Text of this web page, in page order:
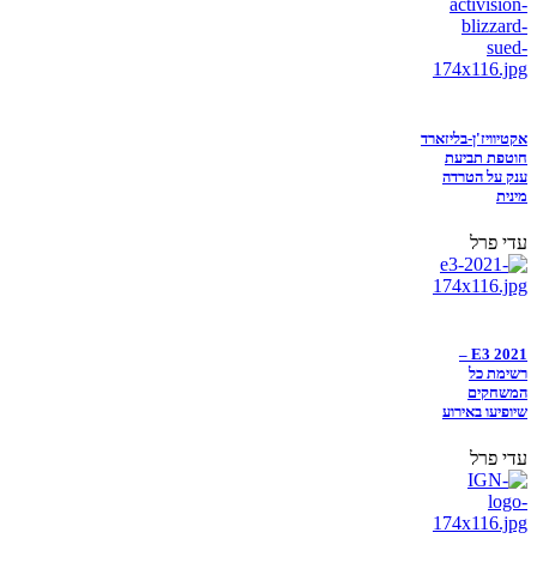
אקטיוויז'ן-בליזארד
חוטפת תביעת
ענק על הטרדה
מינית
עדי פרל
E3 2021 –
רשימת כל
המשחקים
שיופיעו באירוע
עדי פרל